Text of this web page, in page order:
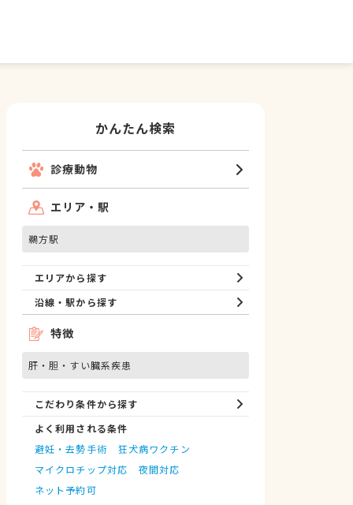
かんたん検索
診療動物
エリア・駅
鵜方駅
エリアから探す
沿線・駅から探す
特徴
肝・胆・すい臓系疾患
こだわり条件から探す
よく利用される条件
避妊・去勢手術
狂犬病ワクチン
マイクロチップ対応
夜間対応
ネット予約可